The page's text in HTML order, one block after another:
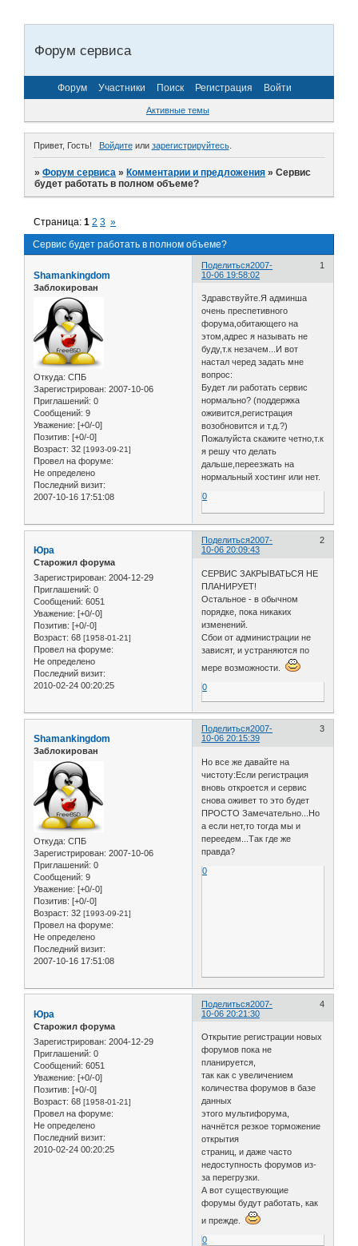
Форум сервиса
Форум Участники Поиск Регистрация Войти
Активные темы
Привет, Гость! Войдитеили зарегистрируйтесь.
»Форум сервиса »Комментарии и предложения »Сервис
будет работать в полном объеме?
Сервис будет работать в полном объеме?
Страница:1 2 3 »
Поделиться 1
2007-
10-06 19:58:02
Shamankingdom
Заблокирован
Откуда: СПБ
Зарегистрирован: 2007-10-06
Приглашений: 0
Сообщений: 9
Уважение: [+0/-0]
Позитив: [+0/-0]
Возраст: 32 [1993-09-21]
Провел на форуме:
Не определено
Последний визит:
2007-10-16 17:51:08
Здравствуйте.Я админша
очень преспетивного
форума,обитающего на
этом,адрес я называть не
буду,т.к незачем...И вот
настал черед задать мне
вопрос:
Будет ли работать сервис
нормально? (поддержка
оживится,регистрация
возобновится и т.д.?)
Пожалуйста скажите четно,т.к
я решу что делать
дальше,переезжать на
нормальный хостинг или нет.
0
Поделиться 2
2007-
10-06 20:09:43
Юра
Старожил форума
Зарегистрирован: 2004-12-29
Приглашений: 0
Сообщений: 6051
Уважение: [+0/-0]
Позитив: [+0/-0]
Возраст: 68 [1958-01-21]
Провел на форуме:
Не определено
Последний визит:
2010-02-24 00:20:25
СЕРВИС ЗАКРЫВАТЬСЯ НЕ
ПЛАНИРУЕТ!
Остальное - в обычном
порядке, пока никаких
изменений.
Сбои от администрации не
зависят, и устраняются по
мере возможности.
0
Поделиться 3
2007-
10-06 20:15:39
Shamankingdom
Заблокирован
Откуда: СПБ
Зарегистрирован: 2007-10-06
Приглашений: 0
Сообщений: 9
Уважение: [+0/-0]
Позитив: [+0/-0]
Возраст: 32 [1993-09-21]
Провел на форуме:
Не определено
Последний визит:
2007-10-16 17:51:08
Но все же давайте на
чистоту:Если регистрация
вновь откроется и сервис
снова оживет то это будет
ПРОСТО Замечательно...Но
а если нет,то тогда мы и
переедем...Так где же
правда?
0
Поделиться 4
2007-
10-06 20:21:30
Юра
Старожил форума
Зарегистрирован: 2004-12-29
Приглашений: 0
Сообщений: 6051
Уважение: [+0/-0]
Позитив: [+0/-0]
Возраст: 68 [1958-01-21]
Провел на форуме:
Не определено
Последний визит:
2010-02-24 00:20:25
Открытие регистрации новых
форумов пока не
планируется,
так как с увеличением
количества форумов в базе
данных
этого мультифорума,
начнётся резкое торможение
открытия
страниц, и даже часто
недоступность форумов из-
за перегрузки.
А вот существующие
форумы будут работать, как
и прежде.
0